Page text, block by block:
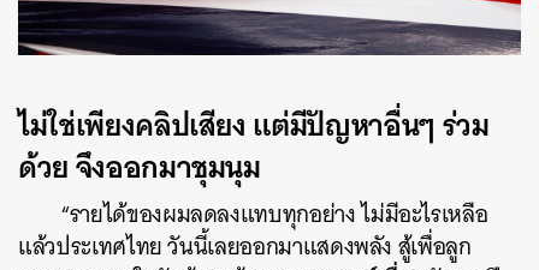
ไม่ใช่เพียงคลิปเสียง แต่มีปัญหาอื่นๆ ร่วม
ด้วย จึงออกมาชุมนุม
“รายได้ของผมลดลงแทบทุกอย่าง ไม่มีอะไรเหลือ
แล้วประเทศไทย วันนี้เลยออกมาแสดงพลัง สู้เพื่อลูก